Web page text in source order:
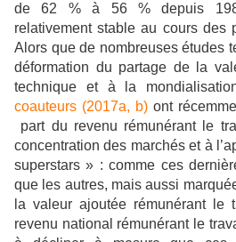
de 62 % à 56 % depuis
relativement stable au cours des
Alors que de nombreuses études
déformation du partage de la
technique et à la
coauteurs (2017a, b)ont
part du revenu rémunérant le
concentration des marchés et à
superstars » : comme ces
que les autres, mais aussi
la valeur ajoutée rémunérant le
revenu national rémunérant le